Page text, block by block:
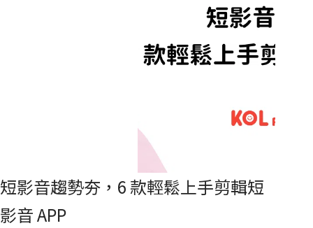
短影音趨勢夯，6 款輕鬆上手剪輯短
影音 APP